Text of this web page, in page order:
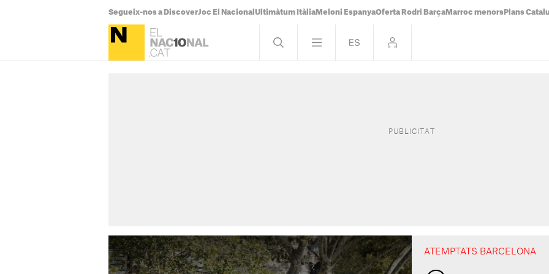
Segueix-nos a DiscoverJoc El Nacional Ultimàtum Itàlia Meloni EspanyaOferta Rodri Barça Marroc menors Plans
ATEMPTATS BARCELONA